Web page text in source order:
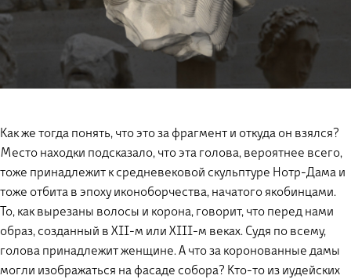
Как же тогда понять, что это за фрагмент и откуда он взялся?
Место находки подсказало, что эта голова, вероятнее всего,
тоже принадлежит к средневековой скульптуре Нотр-Дама и
тоже отбита в эпоху иконоборчества, начатого якобинцами.
То, как вырезаны волосы и корона, говорит, что перед нами
образ, созданный в XII-м или XIII-м веках. Судя по всему,
голова принадлежит женщине. А что за коронованные дамы
могли изображаться на фасаде собора? Кто-то из иудейских